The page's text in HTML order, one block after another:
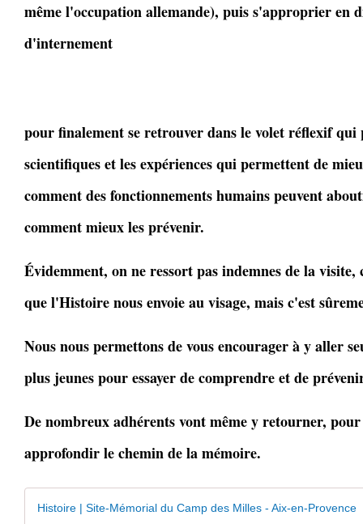
même l'occupation allemande), puis s'approprier en
d'internement
pour finalement se retrouver dans le volet réflexif qui
scientifiques et les expériences qui permettent de
comment des fonctionnements humains peuvent
comment mieux les prévenir.
Évidemment, on ne ressort pas indemnes de la visite,
que l'Histoire nous envoie au visage, mais c'est
Nous nous permettons de vous encourager à y aller
plus jeunes pour essayer de comprendre et de
De nombreux adhérents vont même y retourner,
approfondir le chemin de la mémoire.
Histoire | Site-Mémorial du Camp des Milles - Aix-en-Provence